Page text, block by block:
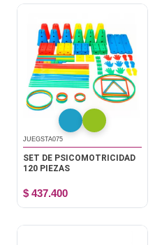
JUEGSTA075
SET DE PSICOMOTRICIDAD
120 PIEZAS
$ 437.400